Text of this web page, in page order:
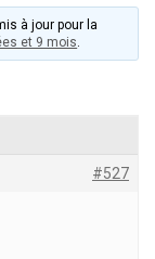
à jour pour la
et 9 mois.
#527